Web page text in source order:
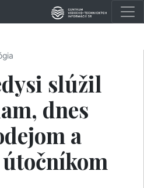
slúžil
dnes
a